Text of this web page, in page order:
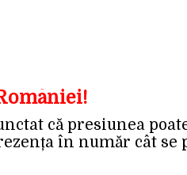
că presiunea
în număr cât se